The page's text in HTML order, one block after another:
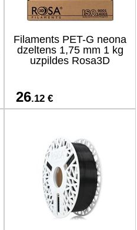
Filaments PET-G neona
dzeltens 1,75 mm 1 kg
uzpildes Rosa3D
26.12 €